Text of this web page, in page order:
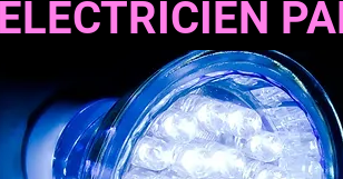
ELECTRICIEN